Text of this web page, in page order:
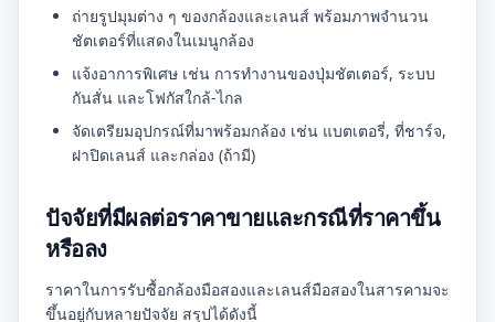
ถ่ายรูปมุมต่าง ๆ ของกล้องและเลนส์ พร้อมภาพจำนวน
ชัตเตอร์ที่แสดงในเมนูกล้อง
แจ้งอาการพิเศษ เช่น การทำงานของปุ่มชัตเตอร์, ระบบ
กันสั่น และโฟกัสใกล้-ไกล
จัดเตรียมอุปกรณ์ที่มาพร้อมกล้อง เช่น แบตเตอรี่, ที่ชาร์จ,
ฝาปิดเลนส์ และกล่อง (ถ้ามี)
ปัจจัยที่มีผลต่อราคาขายและกรณีที่ราคาขึ้น
หรือลง
ราคาในการรับซื้อกล้องมือสองและเลนส์มือสองในสารคามจะ
ขึ้นอยู่กับหลายปัจจัย สรุปได้ดังนี้